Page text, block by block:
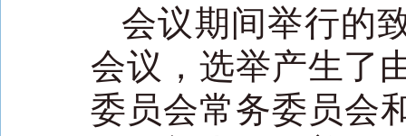
会议期间举行的
会议，选举产生了
委员会常务委员会